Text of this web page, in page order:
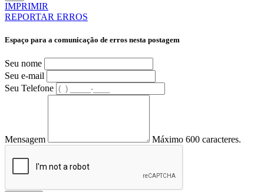
IMPRIMIR
REPORTAR ERROS
Espaço para a comunicação de erros nesta postagem
Seu nome
Seu e-mail
Seu Telefone
Mensagem Máximo 600 caracteres.